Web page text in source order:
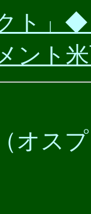
ト」
ント
オス